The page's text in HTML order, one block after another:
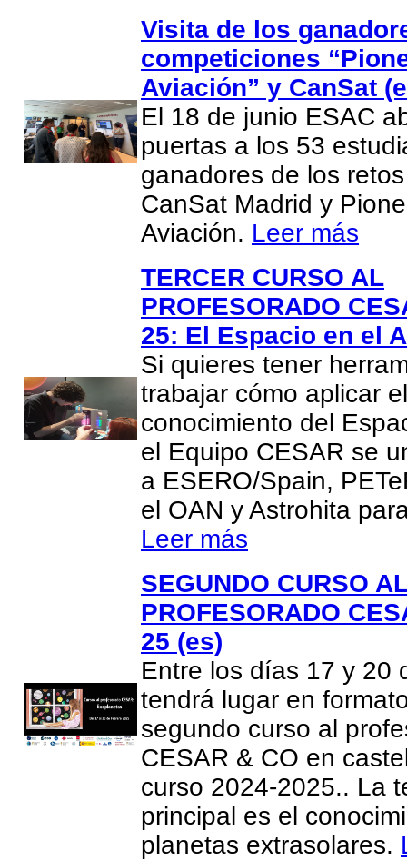
Visita de los
competiciones
Aviación” y CanSat
El 18 de junio ESAC
puertas a los 53
ganadores de los
CanSat Madrid y
Aviación. Leer más
TERCER CURSO AL
PROFESORADO
25: El Espacio en el
Si quieres tener
trabajar cómo aplicar el
conocimiento del
el Equipo CESAR se
a ESERO/Spain,
el OAN y Astrohita
Leer más
SEGUNDO CURSO
PROFESORADO
25 (es)
Entre los días 17 y 20
tendrá lugar en
segundo curso al
CESAR & CO en
curso 2024-2025.. La
principal es el
planetas extrasolares.